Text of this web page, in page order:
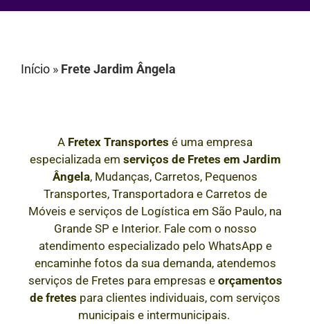
Início » Frete Jardim Ângela
A Fretex Transportes é uma empresa
especializada em serviços de Fretes em Jardim
Ângela, Mudanças, Carretos, Pequenos
Transportes, Transportadora e Carretos de
Móveis e serviços de Logística em São Paulo, na
Grande SP e Interior. Fale com o nosso
atendimento especializado pelo WhatsApp e
encaminhe fotos da sua demanda, atendemos
serviços de Fretes para empresas e orçamentos
de fretes para clientes individuais, com serviços
municipais e intermunicipais.